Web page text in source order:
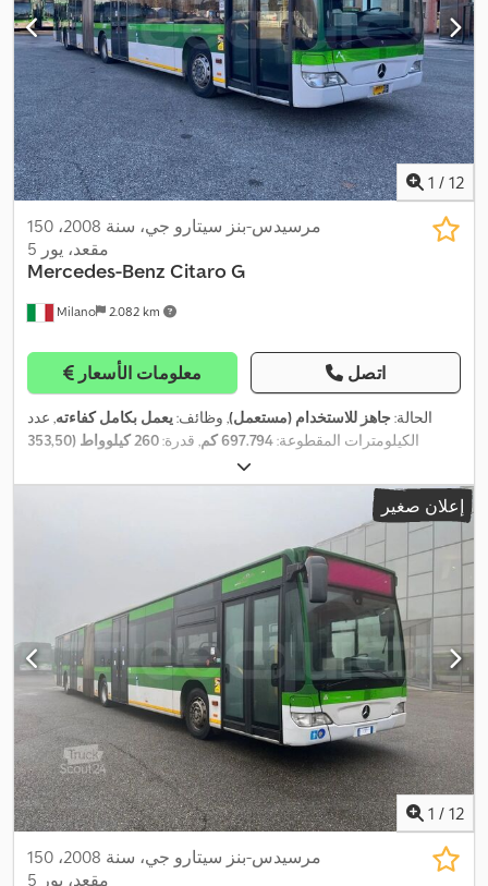
1 / 12
Milano 2.082 km
مرسيدس-بنز سيتارو جي، سنة 2008، 150
مقعد، يور 5
Mercedes-Benz Citaro G
معلومات الأسعار اتصل
الحالة:جاهز للاستخدام (مستعمل), وظائف:يعمل بكامل كفاءته, عدد
الكيلومترات المقطوعة:697.794 كم , قدرة:
260 كيلوواط (353,50
, نوع الوقود:
أماكن الوقوف:117, نوع التروس:تلقائي, تكوين المحور:3 محاور
, فئة
275/70 R22.5, الطول
الكلي:
17.940 مم , العرض الكلي:
معدات:تكييف الهواء, سخان التدفئة أثناء التوقف, ملائم لذوي الاحتياجات
الخاصة, نظام التحكم في الجر, نظام الفرامل المانعة للانغلاق (ABS)
إعلان صغير
1 / 12
مرسيدس-بنز سيتارو جي، سنة 2008، 150
مقعد، يور 5